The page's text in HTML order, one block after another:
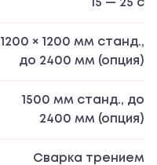
15 — 25 с
1200 × 1200 мм станд.,
до 2400 мм (опция)
1500 мм станд., до
2400 мм (опция)
Сварка трением